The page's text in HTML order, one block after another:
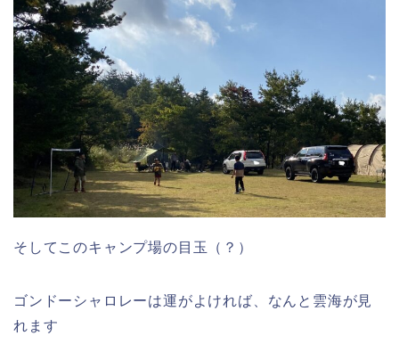
そしてこのキャンプ場の目玉（？）
ゴンドーシャロレーは運がよければ、なんと雲海が見
れます